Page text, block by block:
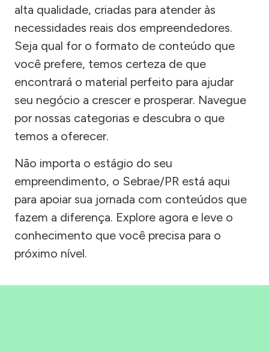
alta qualidade, criadas para atender às
necessidades reais dos empreendedores.
Seja qual for o formato de conteúdo que
você prefere, temos certeza de que
encontrará o material perfeito para ajudar
seu negócio a crescer e prosperar. Navegue
por nossas categorias e descubra o que
temos a oferecer.
Não importa o estágio do seu
empreendimento, o Sebrae/PR está aqui
para apoiar sua jornada com conteúdos que
fazem a diferença. Explore agora e leve o
conhecimento que você precisa para o
próximo nível.